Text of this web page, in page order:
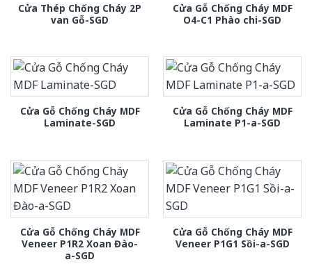
Cửa Thép Chống Cháy 2P
van Gỗ-SGD
Cửa Gỗ Chống Cháy MDF
O4-C1 Phào chi-SGD
Cửa Gỗ Chống Cháy MDF
Laminate-SGD
Cửa Gỗ Chống Cháy MDF
Laminate P1-a-SGD
Cửa Gỗ Chống Cháy MDF
Veneer P1R2 Xoan Đào-
a-SGD
Cửa Gỗ Chống Cháy MDF
Veneer P1G1 Sồi-a-SGD